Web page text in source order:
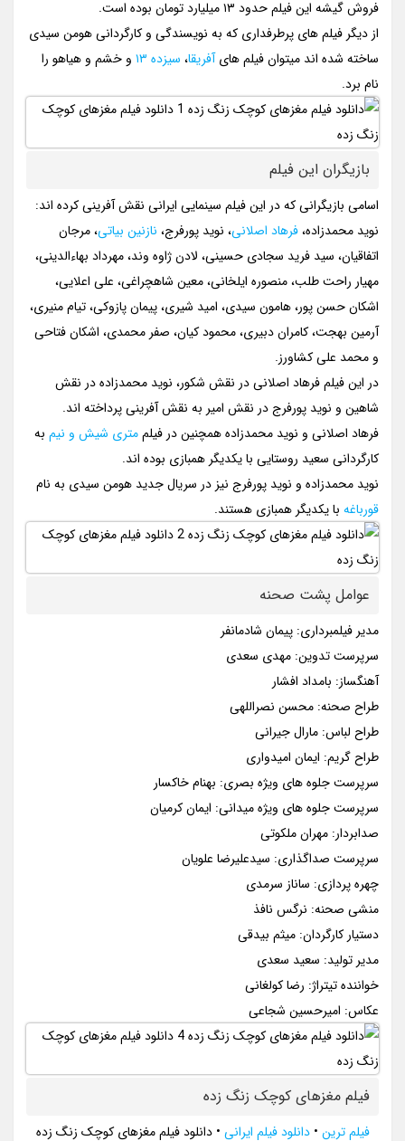
فروش گیشه این فیلم حدود ۱۳ میلیارد تومان بوده است.
از دیگر فیلم های پرطرفداری که به نویسندگی و کارگردانی هومن سیدی
ساخته شده اند میتوان فیلم هایآفریقا، سیزده ۱۳
و خشم و هیاهو را
نام برد.
بازیگران این فیلم
اسامی بازیگرانی که در این فیلم سینمایی ایرانی نقش آفرینی کرده اند:
نوید محمدزاده،فرهاد اصلانی، نوید پورفرج، نازنین بیاتی، مرجان
اتفاقیان، سید فرید سجادی حسینی، لادن ژاوه وند، مهرداد بهاءالدینی،
مهیار راحت طلب، منصوره ایلخانی، معین شاهچراغی، علی اعلایی،
اشکان حسن پور، هامون سیدی، امید شیری، پیمان پازوکی، تیام منیری،
آرمین بهجت، کامران دبیری، محمود کیان، صفر محمدی، اشکان فتاحی
و محمد علی کشاورز.
در این فیلم فرهاد اصلانی در نقش شکور، نوید محمدزاده در نقش
شاهین و نوید پورفرج در نقش امیر به نقش آفرینی پرداخته اند.
فرهاد اصلانی و نوید محمدزاده همچنین در فیلممتری شیش و نیم به
کارگردانی سعید روستایی با یکدیگر همبازی بوده اند.
نوید محمدزاده و نوید پورفرج نیز در سریال جدید هومن سیدی به نام
قورباغه با یکدیگر همبازی هستند.
عوامل پشت صحنه
مدیر فیلمبرداری: پیمان شادمانفر
سرپرست تدوین: مهدی سعدی
آهنگساز: بامداد افشار
طراح صحنه: محسن نصراللهی
طراح لباس: مارال جیرانی
طراح گریم: ایمان امیدواری
سرپرست جلوه های ویژه بصری: بهنام خاکسار
سرپرست جلوه های ویژه میدانی: ایمان کرمیان
صدابردار: مهران ملکوتی
سرپرست صداگذاری: سیدعلیرضا علویان
چهره پردازی: ساناز سرمدی
منشی صحنه: نرگس نافذ
دستیار کارگردان: میثم بیدقی
مدیر تولید: سعید سعدی
خواننده تیتراژ: رضا کولغانی
عکاس: امیرحسین شجاعی
فیلم مغزهای کوچک زنگ زده
فیلم ترین •دانلود فیلم ایرانی •دانلود فیلم مغزهای کوچک زنگ زده